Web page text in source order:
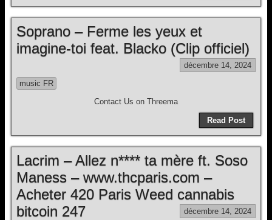
Soprano – Ferme les yeux et
imagine-toi feat. Blacko (Clip officiel)
décembre 14, 2024
music FR
Contact Us on Threema
Read Post
Lacrim – Allez n**** ta mère ft. Soso
Maness – www.thcparis.com –
Acheter 420 Paris Weed cannabis
bitcoin 247
décembre 14, 2024